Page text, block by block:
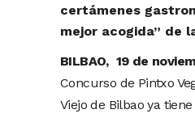
certámenes
mejor acogida” de
BILBAO, 19 de
Concurso de Pintxo
Viejo de Bilbao ya